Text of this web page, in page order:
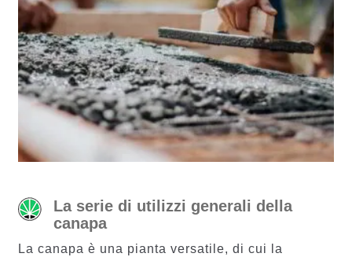
La serie di utilizzi generali della
canapa
La canapa è una pianta versatile, di cui la